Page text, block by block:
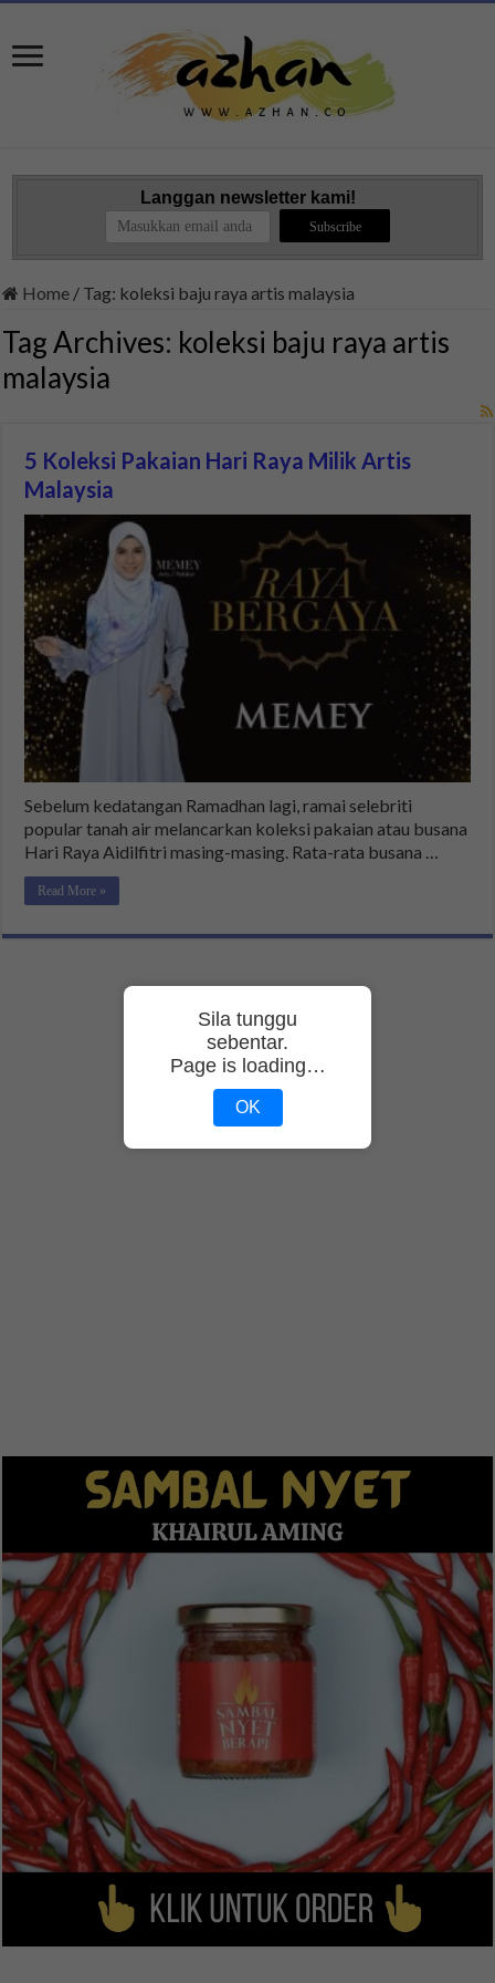
Langgan newsletter kami!
Home / Tag: koleksi baju raya artis malaysia
Tag Archives: koleksi baju raya artis
malaysia
5 Koleksi Pakaian Hari Raya Milik Artis
Malaysia
Sebelum kedatangan Ramadhan lagi, ramai selebriti
popular tanah air melancarkan koleksi pakaian atau busana
Hari Raya Aidilfitri masing-masing. Rata-rata busana …
Read More »
Sila tunggu
sebentar.
Page is loading…
OK